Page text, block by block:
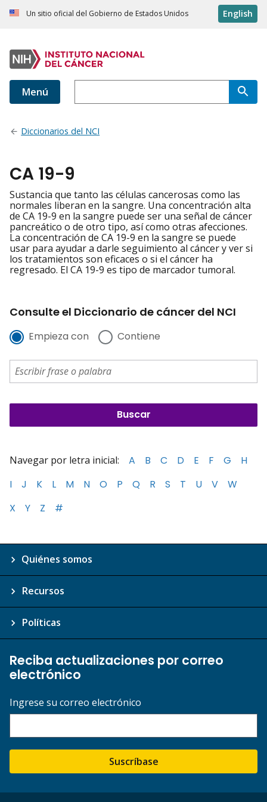
Un sitio oficial del Gobierno de Estados Unidos English
Menú
Diccionarios del NCI
CA 19-9
Sustancia que tanto las células cancerosas como las
normales liberan en la sangre. Una concentración alta
de CA 19-9 en la sangre puede ser una señal de cáncer
pancreático o de otro tipo, así como otras afecciones.
La concentración de CA 19-9 en la sangre se puede
usar para ayudar a darle seguimiento al cáncer y ver si
los tratamientos son eficaces o si el cáncer ha
regresado. El CA 19-9 es tipo de marcador tumoral.
Consulte el Diccionario de cáncer del NCI
Empieza con Contiene
Navegar por letra inicial: A B C D E F G
H
I
J K L M N O P Q R S T U V
W
X
Y Z #
Quiénes somos
Recursos
Políticas
Reciba actualizaciones por correo
electrónico
Ingrese su correo electrónico
Suscríbase